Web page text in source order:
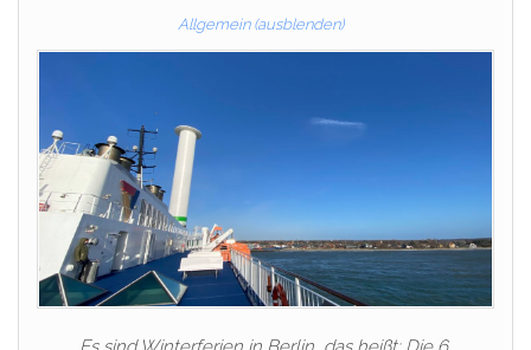
Allgemein (ausblenden)